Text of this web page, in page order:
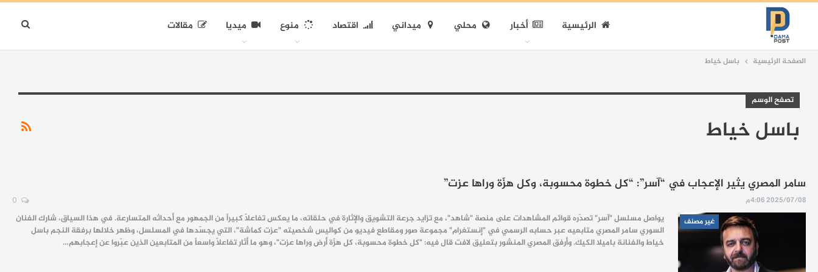
الرئيسية أخبار محلي ميداني اقتصاد منوع ميديا مقالات
الصفحة الرئيسية باسل خياط
تصفح الوسم
باسل خياط
سامر المصري يثير الإعجاب في “آسر”: “كل خطوة محسوبة، وكل هزّة وراها عزت”
2025/07/08 4:06م
غير مصنف
يواصل مسلسل "آسر" تصدّره قوائم المشاهدات على منصة "شاهد"، مع تزايد جرعة التشويق والإثارة في حلقاته، ما يعكس تفاعلاً كبيراً من الجمهور مع أحداثه المتسارعة. في هذا السياق، شارك الفنان
السوري سامر المصري متابعيه عبر حسابه الرسمي في "إنستغرام" مجموعة صور ومقاطع فيديو من كواليس شخصيته "عزت كماشة"، التي يجسّدها في المسلسل، وظهر خلالها برفقة النجم باسل
خياط والفنانة باميلا الكيك. وأرفق المصري المنشور بتعليق لافت قال فيه: "كل خطوة محسوبة، كل هزّة أرض وراها عزت"، وهو ما أثار تفاعلاً واسعاً من المتابعين الذين عبّروا عن إعجابهم…